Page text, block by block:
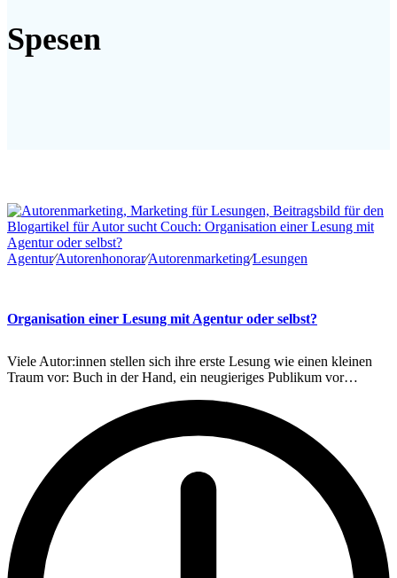
Spesen
Agentur∕Autorenhonorar∕Autorenmarketing∕Lesungen
Organisation einer Lesung mit Agentur oder selbst?
Viele Autor:innen stellen sich ihre erste Lesung wie einen kleinen
Traum vor: Buch in der Hand, ein neugieriges Publikum vor…